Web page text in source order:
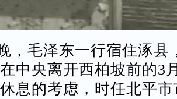
毛泽东一行宿住涿县
中央离开西柏坡前的3
息的考虑，时任北平